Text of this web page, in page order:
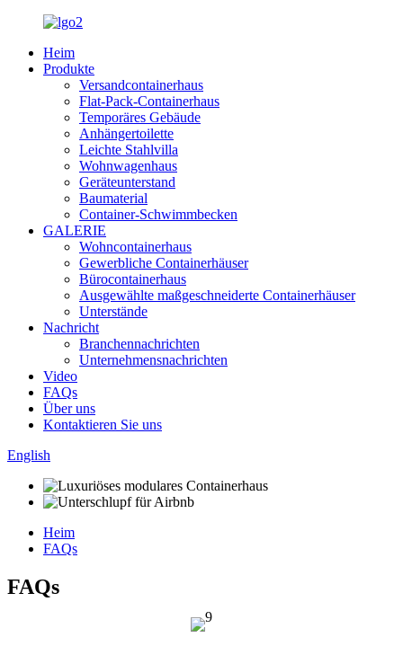
Heim
Produkte
Versandcontainerhaus
Flat-Pack-Containerhaus
Temporäres Gebäude
Anhängertoilette
Leichte Stahlvilla
Wohnwagenhaus
Geräteunterstand
Baumaterial
Container-Schwimmbecken
GALERIE
Wohncontainerhaus
Gewerbliche Containerhäuser
Bürocontainerhaus
Ausgewählte maßgeschneiderte Containerhäuser
Unterstände
Nachricht
Branchennachrichten
Unternehmensnachrichten
Video
FAQs
Über uns
Kontaktieren Sie uns
English
Heim
FAQs
FAQs